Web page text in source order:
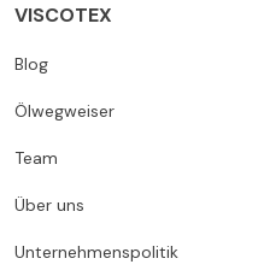
VISCOTEX
Blog
Ölwegweiser
Team
Über uns
Unternehmenspolitik